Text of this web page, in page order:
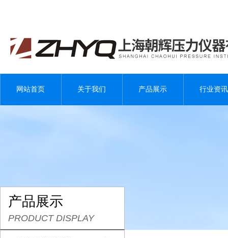
网站首页 关于我们 产品展示 行业资讯
产品展示
PRODUCT DISPLAY